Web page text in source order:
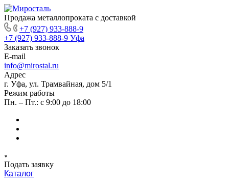
Продажа металлопроката с доставкой
+7 (927) 933-888-9
+7 (927) 933-888-9 Уфа
Заказать звонок
E-mail
info@mirostal.ru
Адрес
г. Уфа, ул. Трамвайная, дом 5/1
Режим работы
Пн. – Пт.: с 9:00 до 18:00
Подать заявку
Каталог